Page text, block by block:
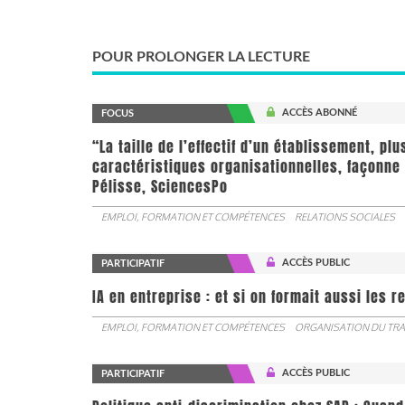
POUR PROLONGER LA LECTURE
FOCUS ACCÈS ABONNÉ
“La taille de l’effectif d’un établissement,
caractéristiques organisationnelles,
Pélisse, SciencesPo
EMPLOI, FORMATION ET COMPÉTENCES RELATIONS SOCIALES
PARTICIPATIF ACCÈS PUBLIC
IA en entreprise : et si on formait aussi les
EMPLOI, FORMATION ET COMPÉTENCES ORGANISATION DU
PARTICIPATIF ACCÈS PUBLIC